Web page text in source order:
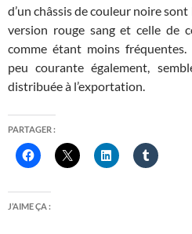
d’un châssis de couleur noire
version rouge sang et celle de
comme étant moins fréquentes.
peu courante également,
distribuée à l’exportation.
PARTAGER :
J’AIME ÇA :